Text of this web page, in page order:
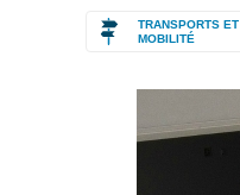
TRANSPORTS ET
MOBILITÉ